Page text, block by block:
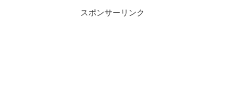
スポンサーリンク